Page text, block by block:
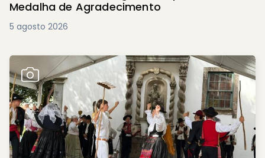
Medalha de Agradecimento
5 agosto 2026